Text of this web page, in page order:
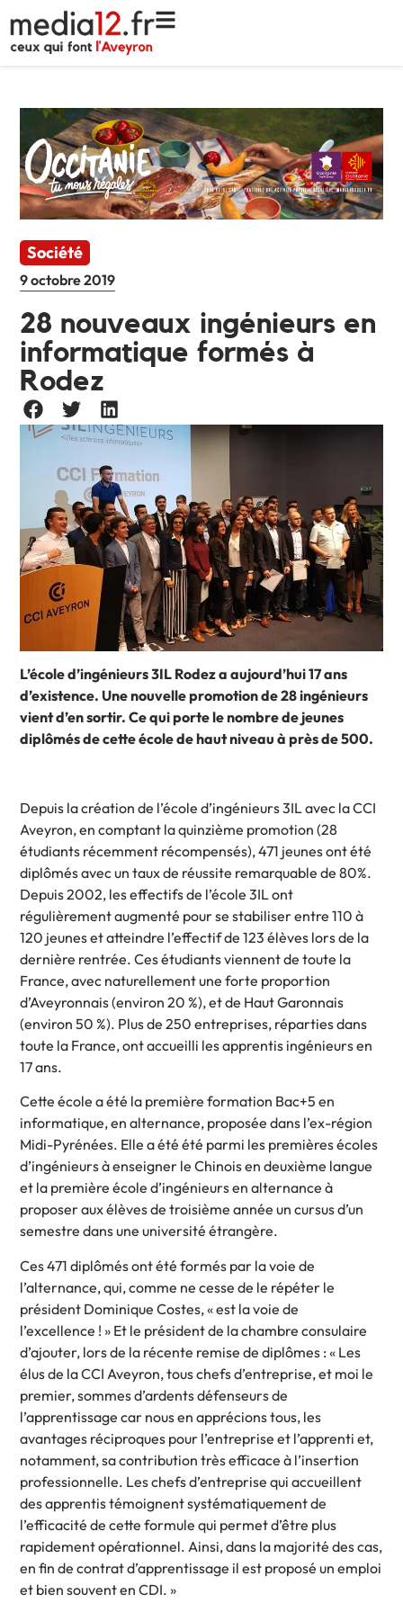
Société
9 octobre 2019
28 nouveaux ingénieurs en
informatique formés à
Rodez
L’école d’ingénieurs 3IL Rodez a aujourd’hui 17 ans
d’existence. Une nouvelle promotion de 28 ingénieurs
vient d’en sortir. Ce qui porte le nombre de jeunes
diplômés de cette école de haut niveau à près de 500.
Depuis la création de l’école d’ingénieurs 3IL avec la CCI
Aveyron, en comptant la quinzième promotion (28
étudiants récemment récompensés), 471 jeunes ont été
diplômés avec un taux de réussite remarquable de 80%.
Depuis 2002, les effectifs de l’école 3IL ont
régulièrement augmenté pour se stabiliser entre 110 à
120 jeunes et atteindre l’effectif de 123 élèves lors de la
dernière rentrée. Ces étudiants viennent de toute la
France, avec naturellement une forte proportion
d’Aveyronnais (environ 20 %), et de Haut Garonnais
(environ 50 %). Plus de 250 entreprises, réparties dans
toute la France, ont accueilli les apprentis ingénieurs en
17 ans.
Cette école a été la première formation Bac+5 en
informatique, en alternance, proposée dans l’ex-région
Midi-Pyrénées. Elle a été été parmi les premières écoles
d’ingénieurs à enseigner le Chinois en deuxième langue
et la première école d’ingénieurs en alternance à
proposer aux élèves de troisième année un cursus d’un
semestre dans une université étrangère.
Ces 471 diplômés ont été formés par la voie de
l’alternance, qui, comme ne cesse de le répéter le
président Dominique Costes, « est la voie de
l’excellence ! » Et le président de la chambre consulaire
d’ajouter, lors de la récente remise de diplômes : « Les
élus de la CCI Aveyron, tous chefs d’entreprise, et moi le
premier, sommes d’ardents défenseurs de
l’apprentissage car nous en apprécions tous, les
avantages réciproques pour l’entreprise et l’apprenti et,
notamment, sa contribution très efficace à l’insertion
professionnelle. Les chefs d’entreprise qui accueillent
des apprentis témoignent systématiquement de
l’efficacité de cette formule qui permet d’être plus
rapidement opérationnel. Ainsi, dans la majorité des cas,
en fin de contrat d’apprentissage il est proposé un emploi
et bien souvent en CDI. »